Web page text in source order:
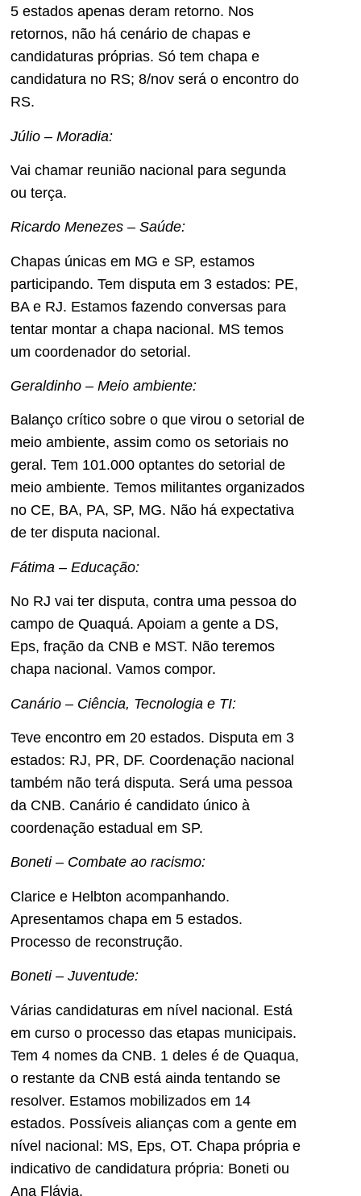
5 estados apenas deram retorno. Nos
retornos, não há cenário de chapas e
candidaturas próprias. Só tem chapa e
candidatura no RS; 8/nov será o encontro do
RS.
Júlio – Moradia:
Vai chamar reunião nacional para segunda
ou terça.
Ricardo Menezes – Saúde:
Chapas únicas em MG e SP, estamos
participando. Tem disputa em 3 estados: PE,
BA e RJ. Estamos fazendo conversas para
tentar montar a chapa nacional. MS temos
um coordenador do setorial.
Geraldinho – Meio ambiente:
Balanço crítico sobre o que virou o setorial de
meio ambiente, assim como os setoriais no
geral. Tem 101.000 optantes do setorial de
meio ambiente. Temos militantes organizados
no CE, BA, PA, SP, MG. Não há expectativa
de ter disputa nacional.
Fátima – Educação:
No RJ vai ter disputa, contra uma pessoa do
campo de Quaquá. Apoiam a gente a DS,
Eps, fração da CNB e MST. Não teremos
chapa nacional. Vamos compor.
Canário – Ciência, Tecnologia e TI:
Teve encontro em 20 estados. Disputa em 3
estados: RJ, PR, DF. Coordenação nacional
também não terá disputa. Será uma pessoa
da CNB. Canário é candidato único à
coordenação estadual em SP.
Boneti – Combate ao racismo:
Clarice e Helbton acompanhando.
Apresentamos chapa em 5 estados.
Processo de reconstrução.
Boneti – Juventude:
Várias candidaturas em nível nacional. Está
em curso o processo das etapas municipais.
Tem 4 nomes da CNB. 1 deles é de Quaqua,
o restante da CNB está ainda tentando se
resolver. Estamos mobilizados em 14
estados. Possíveis alianças com a gente em
nível nacional: MS, Eps, OT. Chapa própria e
indicativo de candidatura própria: Boneti ou
Ana Flávia.